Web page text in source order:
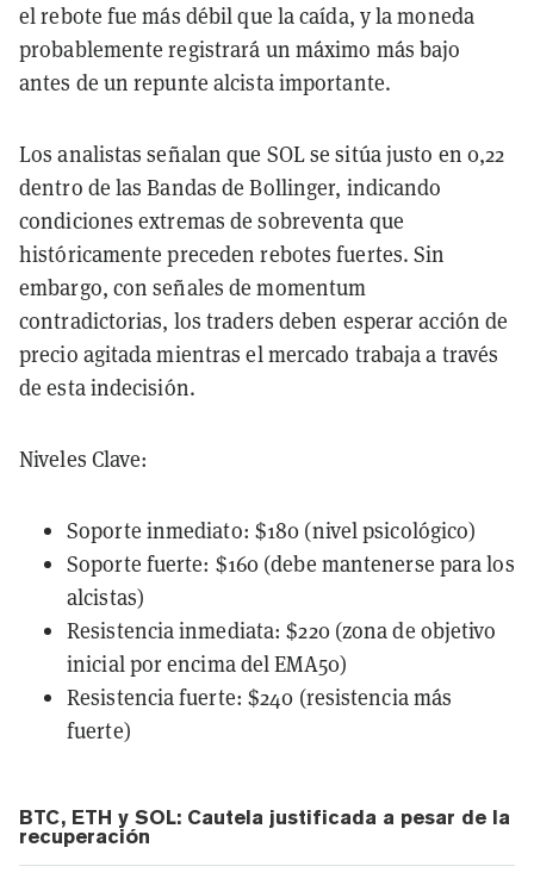
el rebote fue más débil que la caída, y la moneda
probablemente registrará un máximo más bajo
antes de un repunte alcista importante.
Los analistas señalan que SOL se sitúa justo en 0,22
dentro de las Bandas de Bollinger, indicando
condiciones extremas de sobreventa que
históricamente preceden rebotes fuertes. Sin
embargo, con señales de momentum
contradictorias, los traders deben esperar acción de
precio agitada mientras el mercado trabaja a través
de esta indecisión.
Niveles Clave:
Soporte inmediato: $180 (nivel psicológico)
Soporte fuerte: $160 (debe mantenerse para los
alcistas)
Resistencia inmediata: $220 (zona de objetivo
inicial por encima del EMA50)
Resistencia fuerte: $240 (resistencia más
fuerte)
BTC, ETH y SOL: Cautela justificada a pesar de la
recuperación